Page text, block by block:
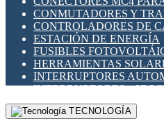
CONMUTADORES Y
CONTROLADORES DE
ESTACIÓN DE ENERGÍA
FUSIBLES
HERRAMIENTAS
INTERRUPTORES
INTERRUPTORES -
FOTOVOLTÁICOS
MONTAJE PANEL SOLAR
TECNOLOGÍA